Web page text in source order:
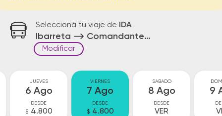
Seleccioná tu viaje de IDA
Ibarreta Comandante Fontana
Modificar
JUEVES
6 Ago
DESDE
$ 4.800
VIERNES
7 Ago
DESDE
$ 4.800
SABADO
8 Ago
DESDE
VER
9